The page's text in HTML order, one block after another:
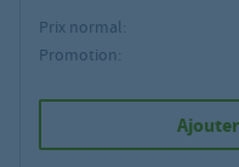
Prix normal:
Promotion:
Ajouter